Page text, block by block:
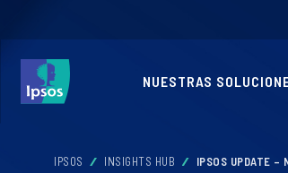
NUESTRAS
IPSOS INSIGHTS HUB IPSOS UPDATE –